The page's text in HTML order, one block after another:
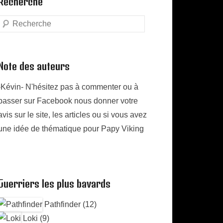
des auteurs
N'hésitez pas à commenter ou à
sur Facebook nous donner votre
sur le site, les articles ou si vous avez
idée de thématique pour Papy Viking
les plus bavards
Pathfinder (12)
Loki (9)